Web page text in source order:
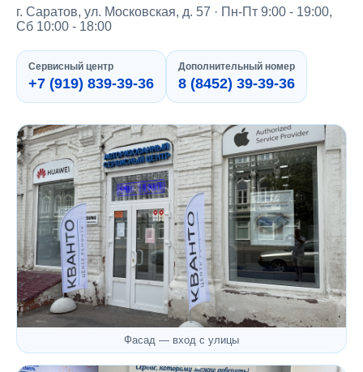
г. Саратов, ул. Московская, д. 57 · Пн-Пт 9:00 - 19:00,
Сб 10:00 - 18:00
Сервисный центр
+7 (919) 839-39-36
Дополнительный номер
8 (8452) 39-39-36
Фасад — вход с улицы